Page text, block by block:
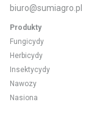
biuro@sumiagro.pl
Produkty
Fungicydy
Herbicydy
Insektycydy
Nawozy
Nasiona